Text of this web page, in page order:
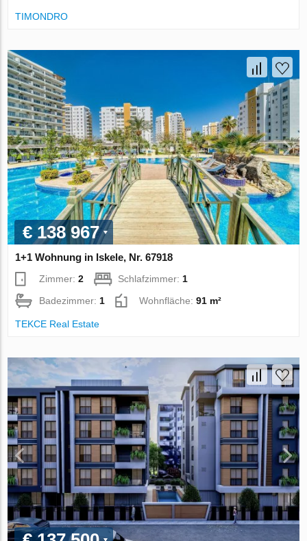
TIMONDRO
€ 138 967
1+1 Wohnung in Iskele, Nr. 67918
Zimmer:2 Schlafzimmer: 1
Badezimmer: 1 Wohnfläche:91 m²
TEKCE Real Estate